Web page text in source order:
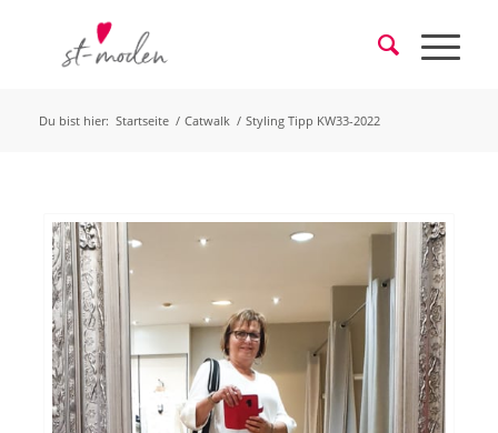
Du bist hier: Startseite / Catwalk / Styling Tipp KW33-2022